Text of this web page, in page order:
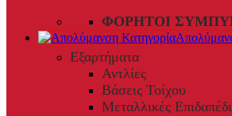
ΦΟΡΗΤΟΊ
Εξαρτήματα
Αντλίες
Βάσεις Τοίχου
Μεταλλικές